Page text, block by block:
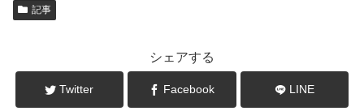
記事
シェアする
Twitter Facebook LINE